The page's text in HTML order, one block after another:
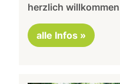
herzlich
alle Infos »